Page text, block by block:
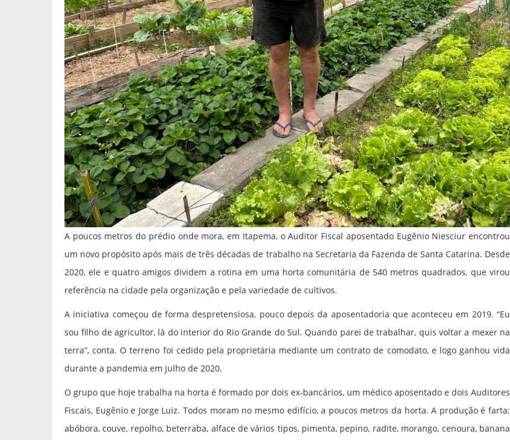
A poucos metros do prédio onde mora, em Itapema, o Auditor Fiscal aposentado Eugênio Niesciur encontrou
um novo propósito após mais de três décadas de trabalho na Secretaria da Fazenda de Santa Catarina. Desde
2020, ele e quatro amigos dividem a rotina em uma horta comunitária de 540 metros quadrados, que virou
referência na cidade pela organização e pela variedade de cultivos.
A iniciativa começou de forma despretensiosa, pouco depois da aposentadoria que aconteceu em 2019. “Eu
sou filho de agricultor, lá do interior do Rio Grande do Sul. Quando parei de trabalhar, quis voltar a mexer na
terra”, conta. O terreno foi cedido pela proprietária mediante um contrato de comodato, e logo ganhou vida
durante a pandemia em julho de 2020.
O grupo que hoje trabalha na horta é formado por dois ex-bancários, um médico aposentado e dois Auditores
Fiscais, Eugênio e Jorge Luiz. Todos moram no mesmo edifício, a poucos metros da horta. A produção é farta:
abóbora, couve, repolho, beterraba, alface de vários tipos, pimenta, pepino, radite, morango, cenoura, banana